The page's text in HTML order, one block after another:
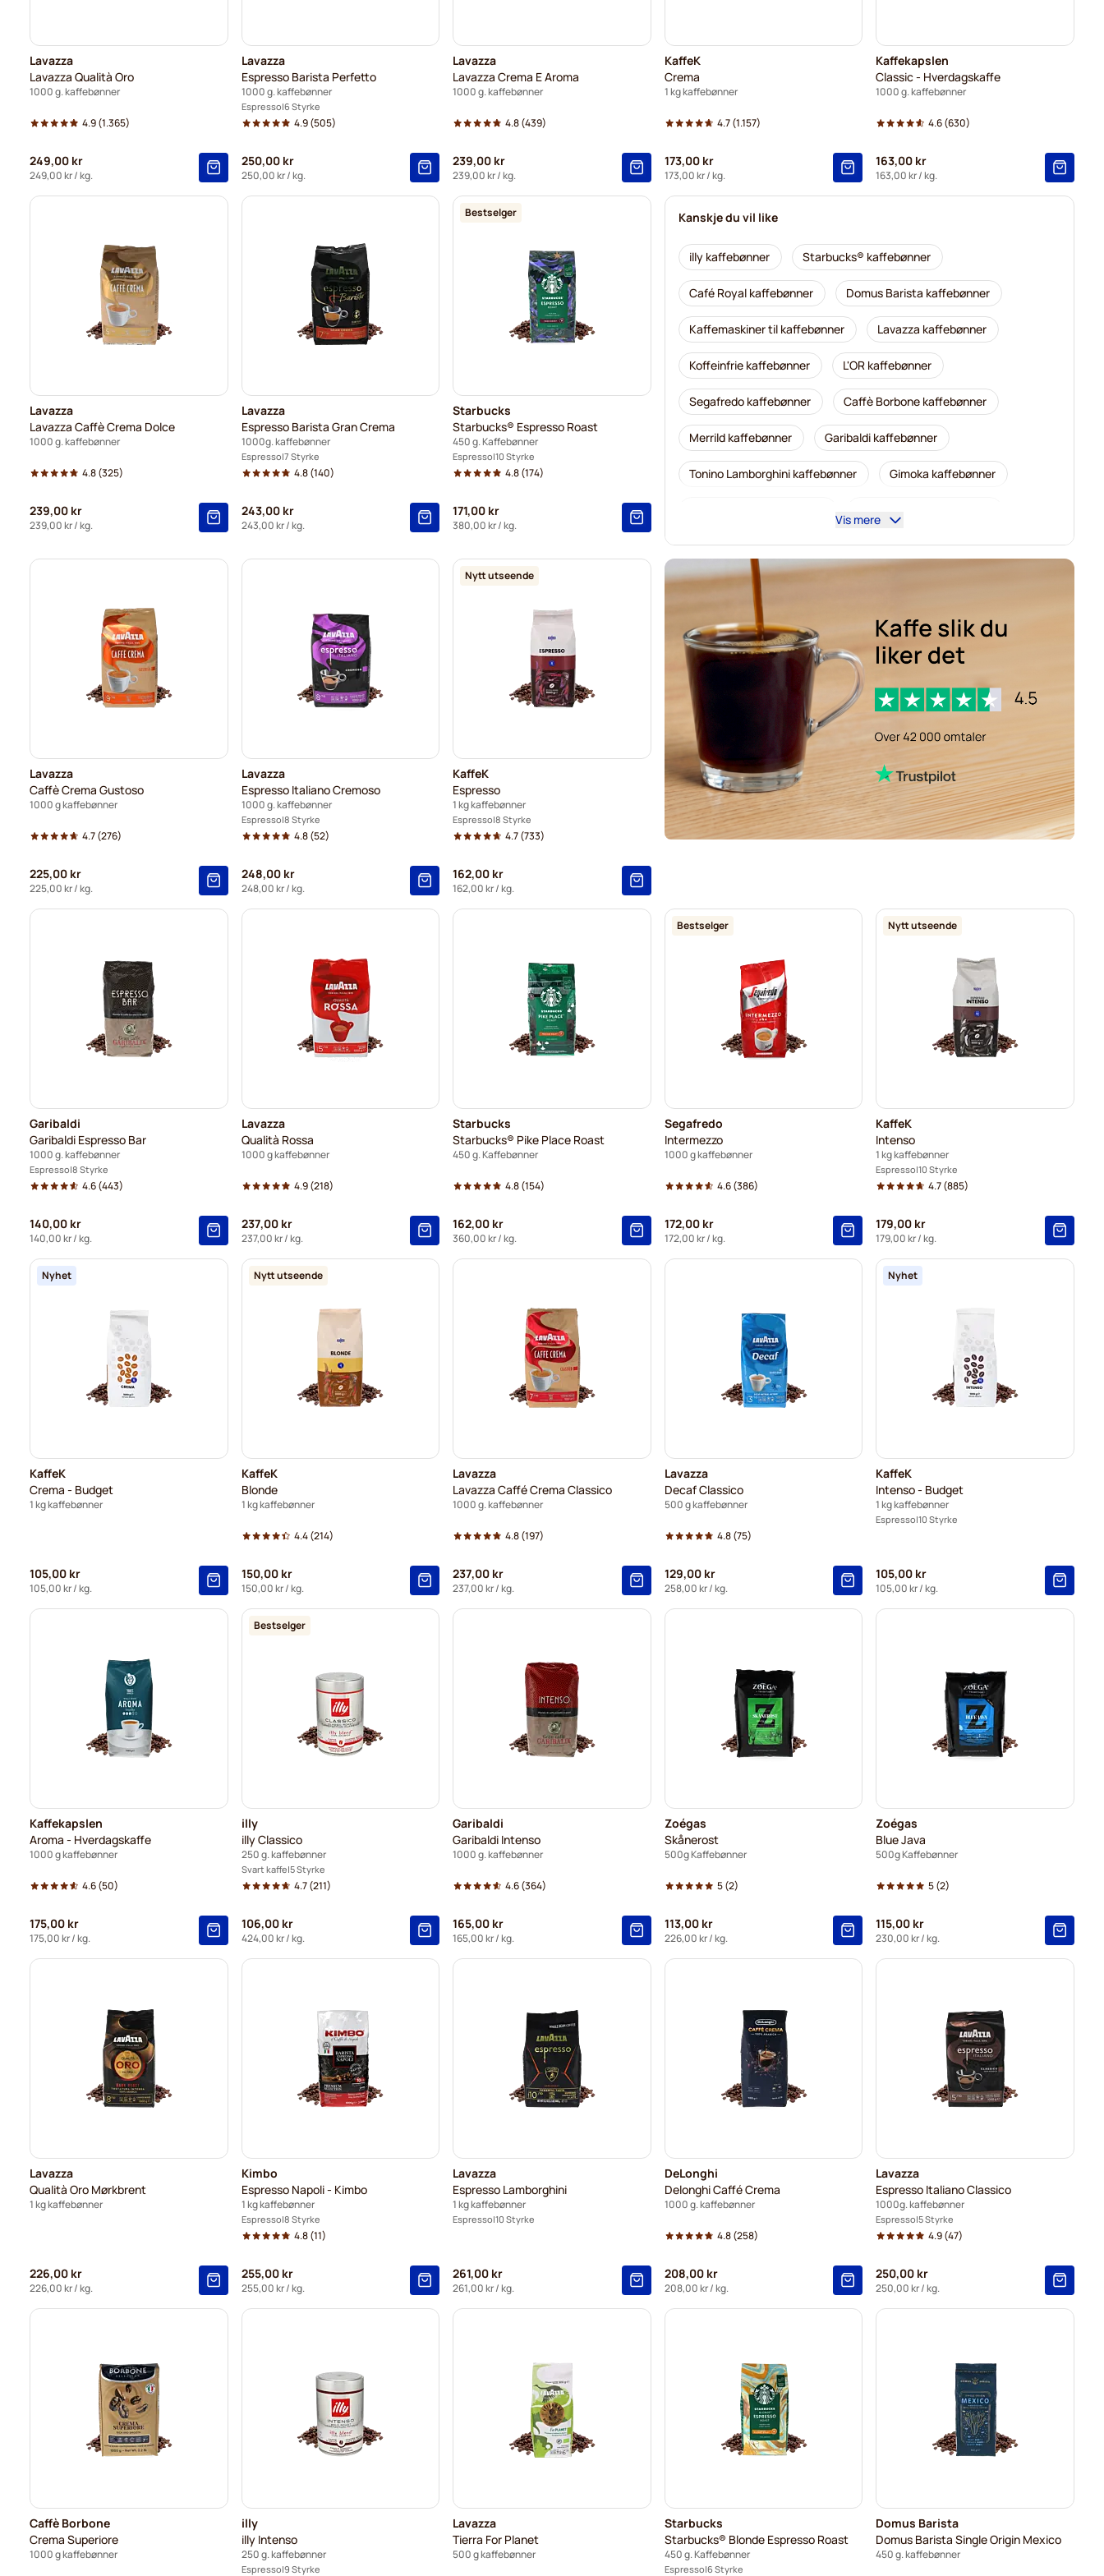
Lavazza
Lavazza Qualità Oro
1000 g. kaffebønner
4.9(1.365)
249,00 kr
249,00 kr/ kg.
Lavazza
Espresso Barista Perfetto
1000 g. kaffebønner
Espresso 6 Styrke
4.9(505)
250,00 kr
250,00 kr/ kg.
Lavazza
Lavazza Crema E Aroma
1000 g. kaffebønner
4.8(439)
239,00 kr
239,00 kr/ kg.
KaffeK
Crema
1 kg kaffebønner
4.7(1.157)
173,00 kr
173,00 kr/ kg.
Kaffekapslen
Classic - Hverdagskaffe
1000 g. kaffebønner
4.6(630)
163,00 kr
163,00 kr/ kg.
Lavazza
Lavazza Caffè Crema Dolce
1000 g. kaffebønner
4.8(325)
239,00 kr
239,00 kr/ kg.
Lavazza
Espresso Barista Gran Crema
1000g. kaffebønner
Espresso 7 Styrke
4.8(140)
243,00 kr
243,00 kr/ kg.
Bestselger
Starbucks
Starbucks® Espresso Roast
450 g. Kaffebønner
Espresso 10 Styrke
4.8(174)
171,00 kr
380,00 kr/ kg.
Kanskje du vil like
illy kaffebønner Starbucks® kaffebønner
Café Royal kaffebønner Domus Barista kaffebønner
Kaffemaskiner til kaffebønner Lavazza kaffebønner
Koffeinfrie kaffebønner L'OR kaffebønner
Segafredo kaffebønner Caffè Borbone kaffebønner
Merrild kaffebønner Garibaldi kaffebønner
Tonino Lamborghini kaffebønner Gimoka kaffebønner
Vis mere
Lavazza
Caffè Crema Gustoso
1000 g kaffebønner
4.7(276)
225,00 kr
225,00 kr/ kg.
Lavazza
Espresso Italiano Cremoso
1000 g. kaffebønner
Espresso 8 Styrke
4.8(52)
248,00 kr
248,00 kr/ kg.
Nytt utseende
KaffeK
Espresso
1 kg kaffebønner
Espresso 8 Styrke
4.7(733)
162,00 kr
162,00 kr/ kg.
Garibaldi
Garibaldi Espresso Bar
1000 g. kaffebønner
Espresso 8 Styrke
4.6(443)
140,00 kr
140,00 kr/ kg.
Lavazza
Qualità Rossa
1000 g kaffebønner
4.9(218)
237,00 kr
237,00 kr/ kg.
Starbucks
Starbucks® Pike Place Roast
450 g. Kaffebønner
4.8(154)
162,00 kr
360,00 kr/ kg.
Bestselger
Segafredo
Intermezzo
1000 g kaffebønner
4.6(386)
172,00 kr
172,00 kr/ kg.
Nytt utseende
KaffeK
Intenso
1 kg kaffebønner
Espresso 10 Styrke
4.7(885)
179,00 kr
179,00 kr/ kg.
Nyhet
KaffeK
Crema - Budget
1 kg kaffebønner
105,00 kr
105,00 kr/ kg.
Nytt utseende
KaffeK
Blonde
1 kg kaffebønner
4.4(214)
150,00 kr
150,00 kr/ kg.
Lavazza
Lavazza Caffé Crema Classico
1000 g. kaffebønner
4.8(197)
237,00 kr
237,00 kr/ kg.
Lavazza
Decaf Classico
500 g kaffebønner
4.8(75)
129,00 kr
258,00 kr/ kg.
Nyhet
KaffeK
Intenso - Budget
1 kg kaffebønner
Espresso 10 Styrke
105,00 kr
105,00 kr/ kg.
Kaffekapslen
Aroma - Hverdagskaffe
1000 g kaffebønner
4.6(50)
175,00 kr
175,00 kr/ kg.
Bestselger
illy
illy Classico
250 g. kaffebønner
Svart kaffe 5 Styrke
4.7(211)
106,00 kr
424,00 kr/ kg.
Garibaldi
Garibaldi Intenso
1000 g. kaffebønner
4.6(364)
165,00 kr
165,00 kr/ kg.
Zoégas
Skånerost
500g Kaffebønner
5(2)
113,00 kr
226,00 kr/ kg.
Zoégas
Blue Java
500g Kaffebønner
5(2)
115,00 kr
230,00 kr/ kg.
Lavazza
Qualità Oro Mørkbrent
1 kg kaffebønner
226,00 kr
226,00 kr/ kg.
Kimbo
Espresso Napoli - Kimbo
1 kg kaffebønner
Espresso 8 Styrke
4.8(11)
255,00 kr
255,00 kr/ kg.
Lavazza
Espresso Lamborghini
1 kg kaffebønner
Espresso 10 Styrke
261,00 kr
261,00 kr/ kg.
DeLonghi
Delonghi Caffé Crema
1000 g. kaffebønner
4.8(258)
208,00 kr
208,00 kr/ kg.
Lavazza
Espresso Italiano Classico
1000g. kaffebønner
Espresso 5 Styrke
4.9(47)
250,00 kr
250,00 kr/ kg.
Caffè Borbone
Crema Superiore
1000 g kaffebønner
illy
illy Intenso
250 g. kaffebønner
Espresso 9 Styrke
Lavazza
Tierra For Planet
500 g kaffebønner
Starbucks
Starbucks® Blonde Espresso Roast
450 g. Kaffebønner
Espresso 6 Styrke
Domus Barista
Domus Barista Single Origin Mexico
450 g. kaffebønner